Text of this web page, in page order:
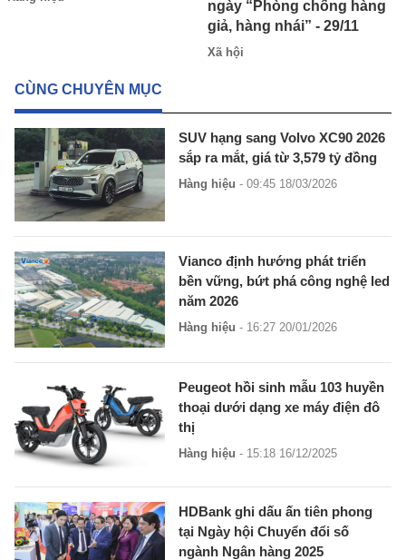
ngày “Phòng chống hàng
giả, hàng nhái” - 29/11
Xã hội
CÙNG CHUYÊN MỤC
SUV hạng sang Volvo XC90 2026
sắp ra mắt, giá từ 3,579 tỷ đồng
Hàng hiệu - 09:45 18/03/2026
Vianco định hướng phát triển
bền vững, bứt phá công nghệ led
năm 2026
Hàng hiệu - 16:27 20/01/2026
Peugeot hồi sinh mẫu 103 huyền
thoại dưới dạng xe máy điện đô
thị
Hàng hiệu - 15:18 16/12/2025
HDBank ghi dấu ấn tiên phong
tại Ngày hội Chuyển đổi số
ngành Ngân hàng 2025